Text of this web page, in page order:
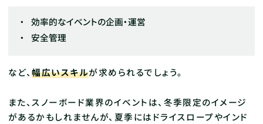
効率的なイベントの企画・運営
安全管理
など、幅広いスキルが求められるでしょう。
また、スノーボード業界のイベントは、冬季限定のイメージ
があるかもしれませんが、夏季にはドライスロープやインド